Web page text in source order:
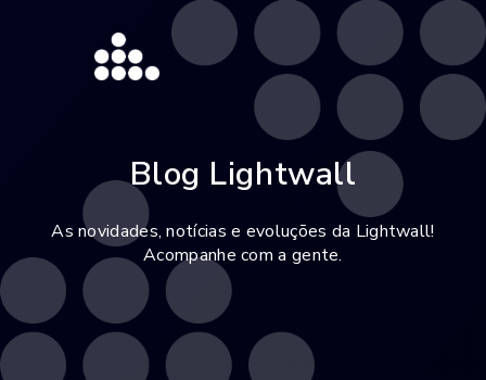
Blog Lightwall
As novidades, notícias e evoluções da Lightwall!
Acompanhe com a gente.